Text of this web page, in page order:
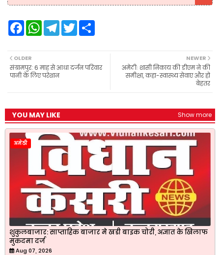
F
a
b
o
o
k
W
A
p
p
T
e
r
a
T
w
e
r
NEWER
अमेठीः शासी निकाय की डीएम ने की
समीक्षा, कहा-स्वास्थ्य सेवाए और हो
बेहतर
OLDER
संग्रामपुर: 6 माह से आधा दर्जन परिवार
पानी के लिए परेशान
YOU MAY LIKE Show more
अमेठी
शुकुलबाजार: साप्ताहिक बाजार मे खडी बाइक चोरी, अज्ञात के खिलाफ
मुकदमा दर्ज
Aug 07, 2026